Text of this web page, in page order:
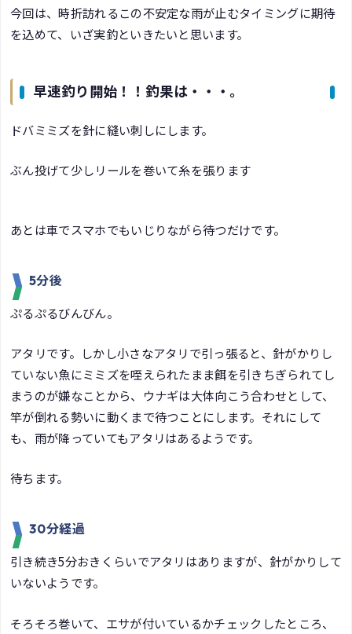
今回は、時折訪れるこの不安定な雨が止むタイミングに期待
を込めて、いざ実釣といきたいと思います。
早速釣り開始！！釣果は・・・。
ドバミミズを針に縫い刺しにします。
ぶん投げて少しリールを巻いて糸を張ります
あとは車でスマホでもいじりながら待つだけです。
5分後
ぷるぷるびんびん。
アタリです。しかし小さなアタリで引っ張ると、針がかりし
ていない魚にミミズを咥えられたまま餌を引きちぎられてし
まうのが嫌なことから、ウナギは大体向こう合わせとして、
竿が倒れる勢いに動くまで待つことにします。それにして
も、雨が降っていてもアタリはあるようです。
待ちます。
30分経過
引き続き5分おきくらいでアタリはありますが、針がかりして
いないようです。
そろそろ巻いて、エサが付いているかチェックしたところ、